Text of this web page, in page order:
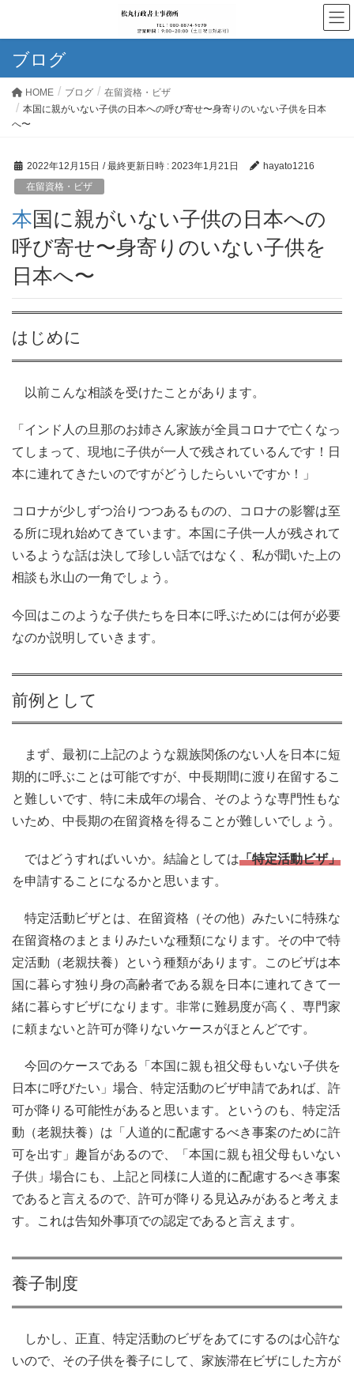
ブログ
HOME ブログ
在留資格・ビザ
本国に親がいない子供の日本への呼び寄せ〜身寄りのいない子供を日本
へ〜
2022年12月15日 / 最終更新日時 : 2023年1月21日
hayato1216
在留資格・ビザ
本国に親がいない子供の日本への
呼び寄せ〜身寄りのいない子供を
日本へ〜
はじめに
以前こんな相談を受けたことがあります。
「インド人の旦那のお姉さん家族が全員コロナで亡くなっ
てしまって、現地に子供が一人で残されているんです！日
本に連れてきたいのですがどうしたらいいですか！」
コロナが少しずつ治りつつあるものの、コロナの影響は至
る所に現れ始めてきています。本国に子供一人が残されて
いるような話は決して珍しい話ではなく、私が聞いた上の
相談も氷山の一角でしょう。
今回はこのような子供たちを日本に呼ぶためには何が必要
なのか説明していきます。
前例として
まず、最初に上記のような親族関係のない人を日本に短
期的に呼ぶことは可能ですが、中長期間に渡り在留するこ
と難しいです、特に未成年の場合、そのような専門性もな
いため、中長期の在留資格を得ることが難しいでしょう。
ではどうすればいいか。結論としては「特定活動ビザ」
を申請することになるかと思います。
特定活動ビザとは、在留資格（その他）みたいに特殊な
在留資格のまとまりみたいな種類になります。その中で特
定活動（老親扶養）という種類があります。このビザは本
国に暮らす独り身の高齢者である親を日本に連れてきて一
緒に暮らすビザになります。非常に難易度が高く、専門家
に頼まないと許可が降りないケースがほとんどです。
今回のケースである「本国に親も祖父母もいない子供を
日本に呼びたい」場合、特定活動のビザ申請であれば、許
可が降りる可能性があると思います。というのも、特定活
動（老親扶養）は「人道的に配慮するべき事案のために許
可を出す」趣旨があるので、「本国に親も祖父母もいない
子供」場合にも、上記と同様に人道的に配慮するべき事案
であると言えるので、許可が降りる見込みがあると考えま
す。これは告知外事項での認定であると言えます。
養子制度
しかし、正直、特定活動のビザをあてにするのは心許な
いので、その子供を養子にして、家族滞在ビザにした方が